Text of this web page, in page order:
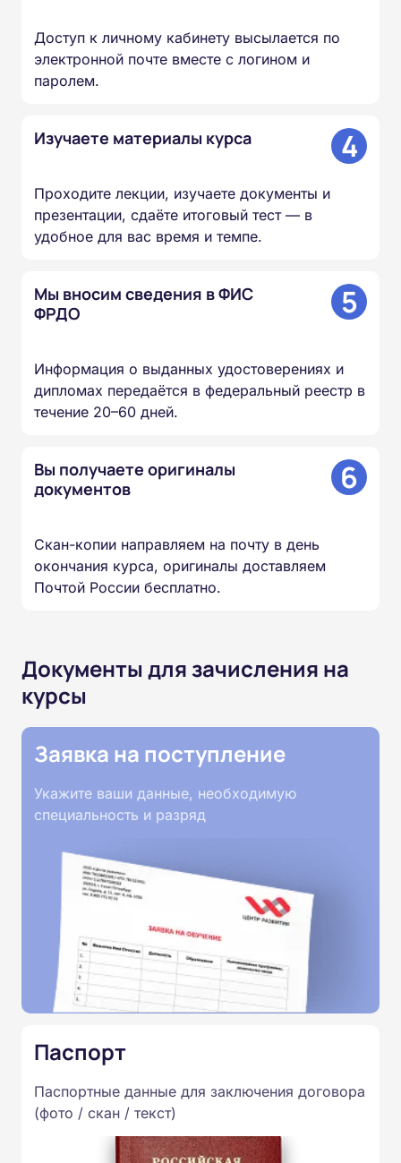
Доступ к личному кабинету высылается по
электронной почте вместе с логином и
паролем.
Изучаете материалы курса 4
Проходите лекции, изучаете документы и
презентации, сдаёте итоговый тест — в
удобное для вас время и темпе.
Мы вносим сведения в ФИС
ФРДО
5
Информация о выданных удостоверениях и
дипломах передаётся в федеральный реестр в
течение 20–60 дней.
Вы получаете оригиналы
документов
6
Скан-копии направляем на почту в день
окончания курса, оригиналы доставляем
Почтой России бесплатно.
Документы для зачисления на
курсы
Заявка на поступление
Укажите ваши данные, необходимую
специальность и разряд
Паспорт
Паспортные данные для заключения договора
(фото / скан / текст)